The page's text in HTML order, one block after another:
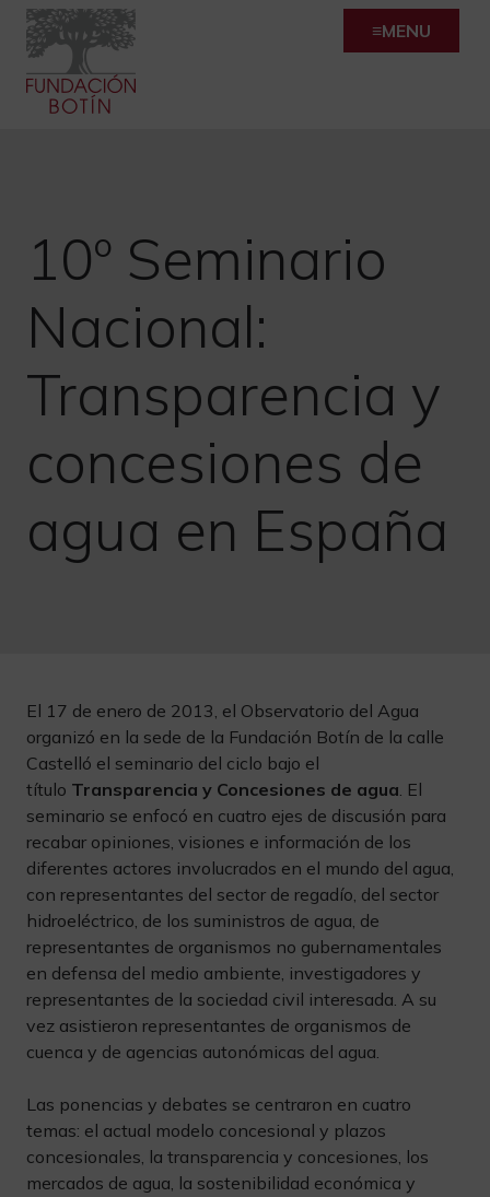
Skip
content
MENU
10º Seminario
Nacional:
Transparencia y
concesiones de
agua en España
El 17 de enero de 2013, el Observatorio del Agua
organizó en la sede de la Fundación Botín de la calle
Castelló el seminario del ciclo bajo el
título Transparencia y Concesiones de agua. El
seminario se enfocó en cuatro ejes de discusión para
recabar opiniones, visiones e información de los
diferentes actores involucrados en el mundo del agua,
con representantes del sector de regadío, del sector
hidroeléctrico, de los suministros de agua, de
representantes de organismos no gubernamentales
en defensa del medio ambiente, investigadores y
representantes de la sociedad civil interesada. A su
vez asistieron representantes de organismos de
cuenca y de agencias autonómicas del agua.
Las ponencias y debates se centraron en cuatro
temas: el actual modelo concesional y plazos
concesionales, la transparencia y concesiones, los
mercados de agua, la sostenibilidad económica y